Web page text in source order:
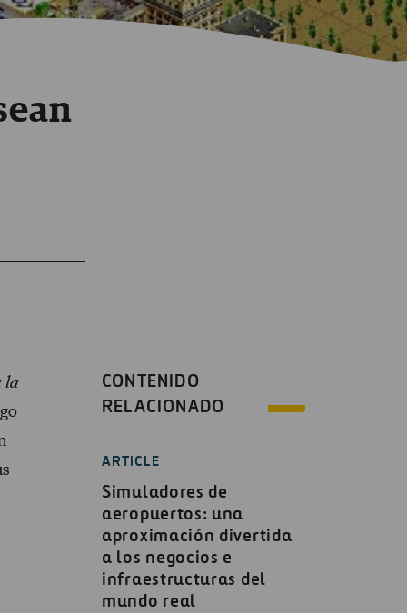
la
CONTENIDO
RELACIONADO
ARTICLE
Simuladores de
aeropuertos: una
aproximación divertida
a los negocios e
infraestructuras del
mundo real